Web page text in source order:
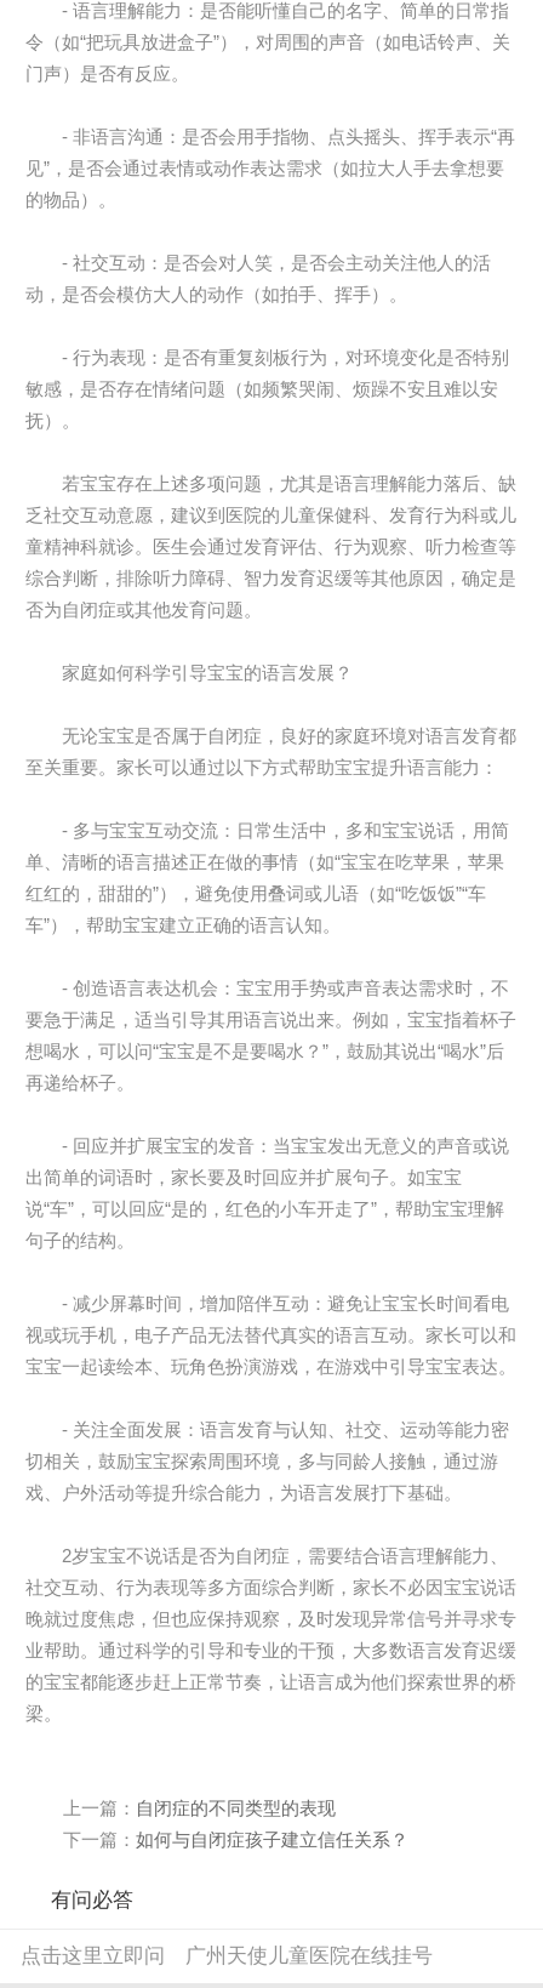
- 语言理解能力：是否能听懂自己的名字、简单的日常指
令（如“把玩具放进盒子”），对周围的声音（如电话铃声、关
门声）是否有反应。
- 非语言沟通：是否会用手指物、点头摇头、挥手表示“再
见”，是否会通过表情或动作表达需求（如拉大人手去拿想要
的物品）。
- 社交互动：是否会对人笑，是否会主动关注他人的活
动，是否会模仿大人的动作（如拍手、挥手）。
- 行为表现：是否有重复刻板行为，对环境变化是否特别
敏感，是否存在情绪问题（如频繁哭闹、烦躁不安且难以安
抚）。
若宝宝存在上述多项问题，尤其是语言理解能力落后、缺
乏社交互动意愿，建议到医院的儿童保健科、发育行为科或儿
童精神科就诊。医生会通过发育评估、行为观察、听力检查等
综合判断，排除听力障碍、智力发育迟缓等其他原因，确定是
否为自闭症或其他发育问题。
家庭如何科学引导宝宝的语言发展？
无论宝宝是否属于自闭症，良好的家庭环境对语言发育都
至关重要。家长可以通过以下方式帮助宝宝提升语言能力：
- 多与宝宝互动交流：日常生活中，多和宝宝说话，用简
单、清晰的语言描述正在做的事情（如“宝宝在吃苹果，苹果
红红的，甜甜的”），避免使用叠词或儿语（如“吃饭饭”“车
车”），帮助宝宝建立正确的语言认知。
- 创造语言表达机会：宝宝用手势或声音表达需求时，不
要急于满足，适当引导其用语言说出来。例如，宝宝指着杯子
想喝水，可以问“宝宝是不是要喝水？”，鼓励其说出“喝水”后
再递给杯子。
- 回应并扩展宝宝的发音：当宝宝发出无意义的声音或说
出简单的词语时，家长要及时回应并扩展句子。如宝宝
说“车”，可以回应“是的，红色的小车开走了”，帮助宝宝理解
句子的结构。
- 减少屏幕时间，增加陪伴互动：避免让宝宝长时间看电
视或玩手机，电子产品无法替代真实的语言互动。家长可以和
宝宝一起读绘本、玩角色扮演游戏，在游戏中引导宝宝表达。
- 关注全面发展：语言发育与认知、社交、运动等能力密
切相关，鼓励宝宝探索周围环境，多与同龄人接触，通过游
戏、户外活动等提升综合能力，为语言发展打下基础。
2岁宝宝不说话是否为自闭症，需要结合语言理解能力、
社交互动、行为表现等多方面综合判断，家长不必因宝宝说话
晚就过度焦虑，但也应保持观察，及时发现异常信号并寻求专
业帮助。通过科学的引导和专业的干预，大多数语言发育迟缓
的宝宝都能逐步赶上正常节奏，让语言成为他们探索世界的桥
梁。
上一篇： 自闭症的不同类型的表现
下一篇： 如何与自闭症孩子建立信任关系？
有问必答
点击这里立即问 广州天使儿童医院在线挂号